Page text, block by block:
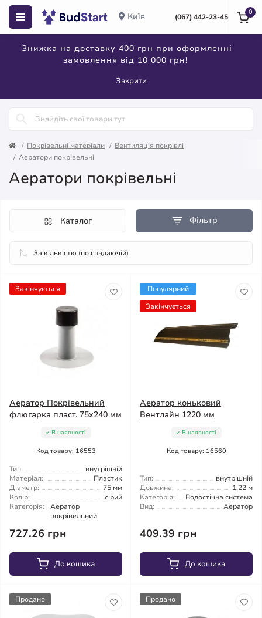
Київ (067) 442-23-45
Знижка на доставку 400 грн при оформленні
замовлення від 10 000 грн!
Закрити
0
Покрівельні матеріали
Вентиляція покрівлі
Аератори покрівельні
Аератори покрівельні
Фільтр
Каталог
Закінчується
Аератор Покрівельний
флюгарка пласт. 75х240 мм
В наявності
Код товару: 16553
Тип:
внутрішній
Матеріал:
Пластик
Діаметр:
75 мм
Колір:
сірий
Категорія:
Аератор
покрівельний
727.26 грн
До кошика
Популярний
Закінчується
Аератор коньковий
Вентлайн 1220 мм
В наявності
Код товару: 16560
Тип:
внутрішній
Довжина:
1,22 м
Категорія:
Водостічна система
Вид:
Аератор
409.39 грн
До кошика
Продано Продано